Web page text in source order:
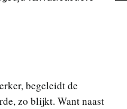
begeleidt de
zo blijkt. Want naast